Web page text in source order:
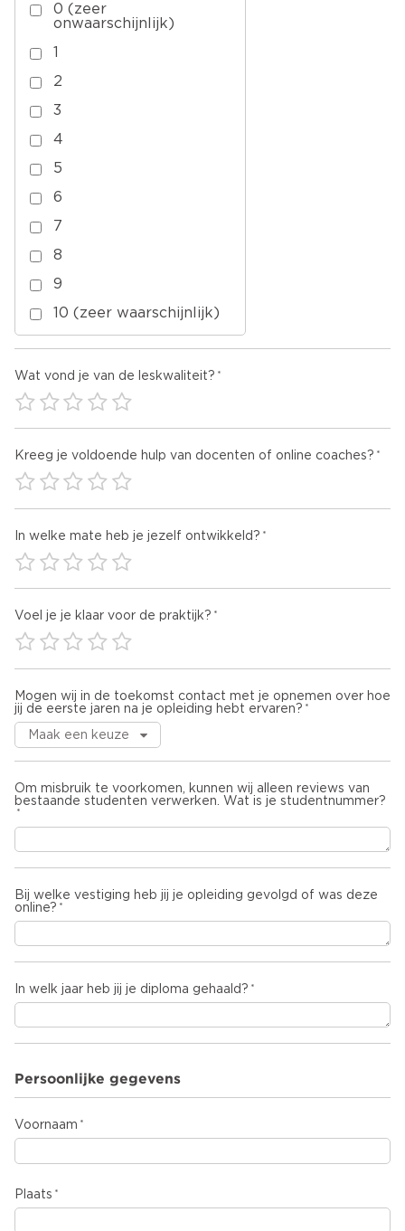
0 (zeer
onwaarschijnlijk)
1
2
3
4
5
6
7
8
9
10 (zeer waarschijnlijk)
Wat vond je van de leskwaliteit?
Kreeg je voldoende hulp van docenten of online coaches?
In welke mate heb je jezelf ontwikkeld?
Voel je je klaar voor de praktijk?
Mogen wij in de toekomst contact met je opnemen over hoe
jij de eerste jaren na je opleiding hebt ervaren?
Om misbruik te voorkomen, kunnen wij alleen reviews van
bestaande studenten verwerken. Wat is je studentnummer?
Bij welke vestiging heb jij je opleiding gevolgd of was deze
online?
In welk jaar heb jij je diploma gehaald?
Persoonlijke gegevens
Voornaam
Plaats